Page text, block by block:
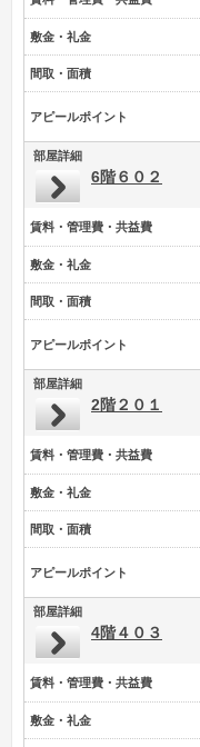
敷金・礼金
間取・面積
アピールポイント
部屋詳細
6階６０２
賃料・管理費・共益費
敷金・礼金
間取・面積
アピールポイント
部屋詳細
2階２０１
賃料・管理費・共益費
敷金・礼金
間取・面積
アピールポイント
部屋詳細
4階４０３
賃料・管理費・共益費
敷金・礼金